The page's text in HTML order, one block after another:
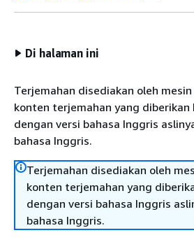
Di halaman ini
Terjemahan disediakan oleh
konten terjemahan yang
dengan versi bahasa Inggris
bahasa Inggris.
Terjemahan disediakan oleh
konten terjemahan yang
dengan versi bahasa Inggris
bahasa Inggris.